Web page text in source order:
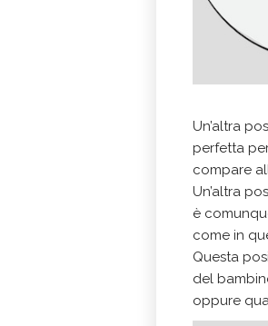
Un’altra
perfetta
compare
Un’altra
è
come in
Questa
del
oppure